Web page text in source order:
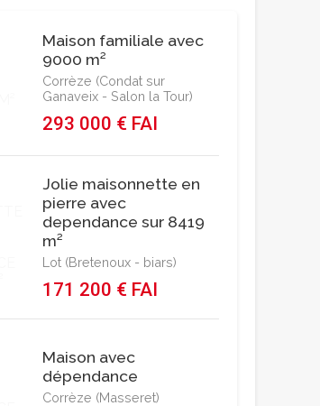
Maison familiale avec
9000 m²
Corrèze (Condat sur
Ganaveix - Salon la Tour)
293 000 € FAI
Jolie maisonnette en
pierre avec
dependance sur 8419
m²
Lot (Bretenoux - biars)
171 200 € FAI
Maison avec
dépendance
Corrèze (Masseret)